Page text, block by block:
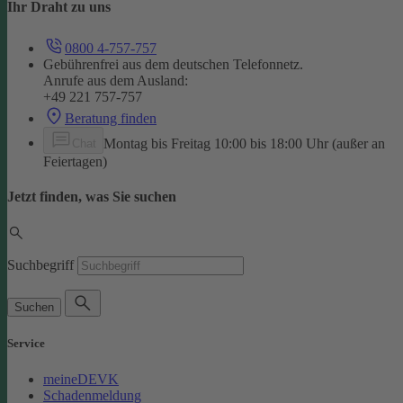
Ihr Draht zu uns
0800 4-757-757
Gebührenfrei aus dem deutschen Telefonnetz.
Anrufe aus dem Ausland:
+49 221 757-757
Beratung finden
Montag bis Freitag 10:00 bis 18:00 Uhr (außer an
Feiertagen)
Jetzt finden, was Sie suchen
Suchbegriff
Suchen
Service
meineDEVK
Schadenmeldung